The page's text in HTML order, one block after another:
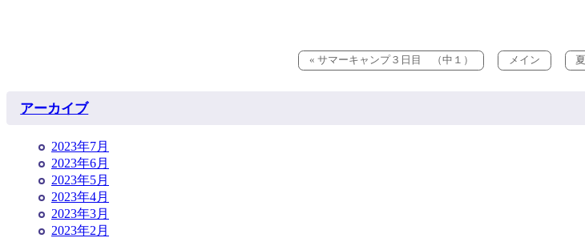
« サマーキャンプ３日目 （中１） メイン
アーカイブ
2023年7月
2023年6月
2023年5月
2023年4月
2023年3月
2023年2月